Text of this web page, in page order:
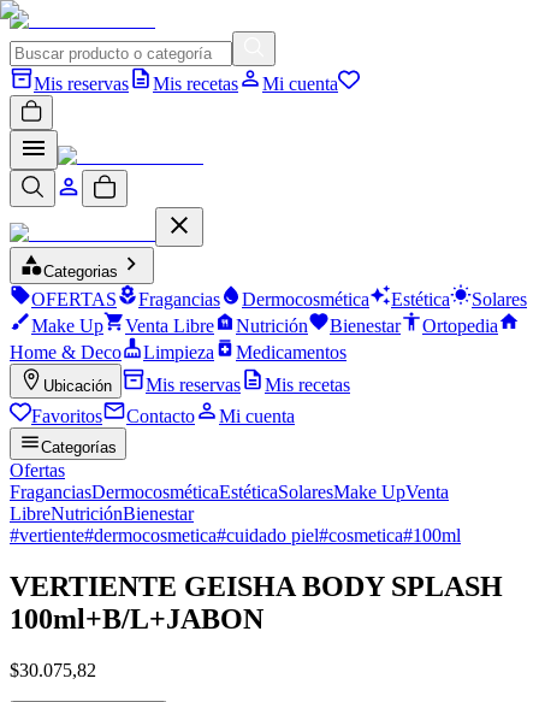
Mis reservas Mis recetas Mi cuenta
Categorias
OFERTAS Fragancias Dermocosmética Estética
Solares
Make Up
Venta Libre Nutrición Bienestar
Ortopedia
Home & Deco
Limpieza Medicamentos
Ubicación Mis reservas
Mis recetas
Favoritos
Contacto Mi cuenta
Categorías
Ofertas
FraganciasDermocosméticaEstéticaSolaresMake UpVenta
LibreNutriciónBienestar
#vertiente#dermocosmetica#cuidado piel#cosmetica#100ml
VERTIENTE GEISHA BODY SPLASH
100ml+B/L+JABON
$30.075,82